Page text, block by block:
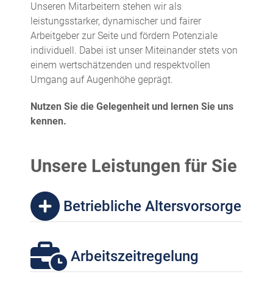
Unseren Mitarbeitern stehen wir als
leistungsstarker, dynamischer und fairer
Arbeitgeber zur Seite und fördern Potenziale
individuell. Dabei ist unser Miteinander stets von
einem wertschätzenden und respektvollen
Umgang auf Augenhöhe geprägt.
Nutzen Sie die Gelegenheit und lernen Sie uns
kennen.
Unsere Leistungen für Sie
Betriebliche Altersvorsorge
Arbeitszeitregelung